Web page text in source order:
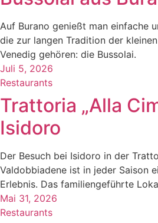
Auf Burano genießt man einfache
die zur langen Tradition der
Venedig gehören: die Bussolai.
Juli 5, 2026
Restaurants
Trattoria „Alla
Isidoro
Der Besuch bei Isidoro in der
Valdobbiadene ist in jeder Saison
Erlebnis. Das familiengeführte
Mai 31, 2026
Restaurants